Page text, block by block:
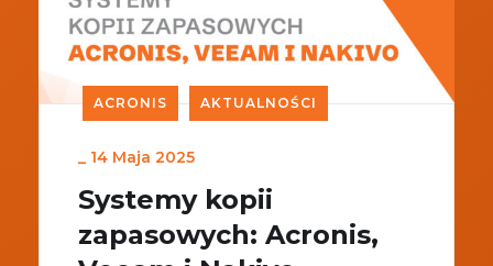
ACRONIS AKTUALNOŚCI
_ 14 Maja 2025
Systemy kopii
zapasowych: Acronis,